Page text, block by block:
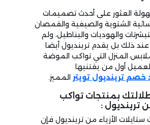
العثور على أحدث تصميمات
الشتوية والصيفية والقمصان
والهوديات والبناطيل، ولم
عند ذلك بل يقدم ترينديول أيضا
المنزل التي تواكب الموضة
أول من يقتنيها
خصم ترينديول تويتر المميز.
بمنتجات تواكب
ترينديول :
ستايلات الأزياء من ترينديول فإن